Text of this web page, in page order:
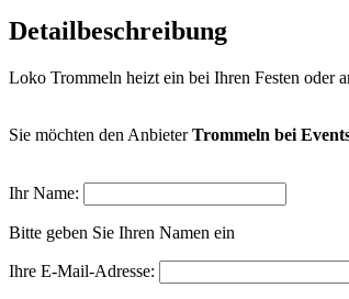
Detailbeschreibung
Loko Trommeln heizt ein bei Ihren Festen oder
Sie möchten den AnbieterTrommeln bei
Ihr Name:
Bitte geben Sie Ihren Namen ein
Ihre E-Mail-Adresse: